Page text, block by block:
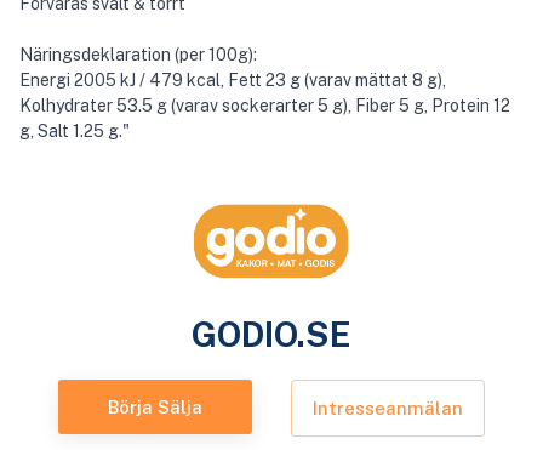
Näringsdeklaration (per 100g):
Energi 2005 kJ / 479 kcal, Fett 23 g (varav mättat 8 g),
Kolhydrater 53.5 g (varav sockerarter 5 g), Fiber 5 g, Protein 12
g, Salt 1.25 g."
GODIO.SE
Börja Sälja Intresseanmälan